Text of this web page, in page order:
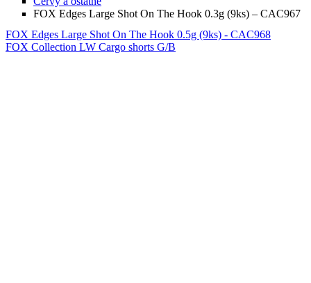
FOX Edges Large Shot On The Hook 0.3g (9ks) – CAC967
FOX Edges Large Shot On The Hook 0.5g (9ks) - CAC968
FOX Collection LW Cargo shorts G/B